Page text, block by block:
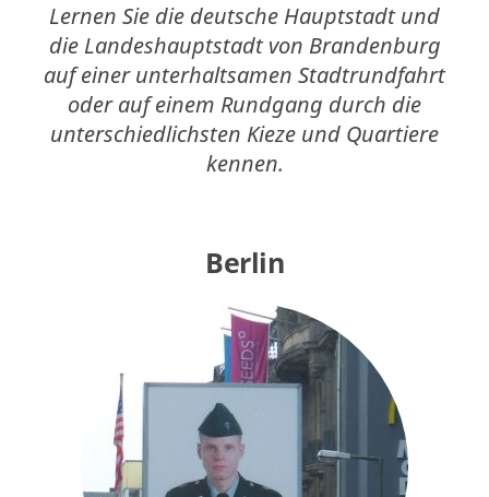
Lernen Sie die deutsche Hauptstadt und
die Landeshauptstadt von Brandenburg
auf einer unterhaltsamen Stadtrundfahrt
oder auf einem Rundgang durch die
unterschiedlichsten Kieze und Quartiere
kennen.
Berlin